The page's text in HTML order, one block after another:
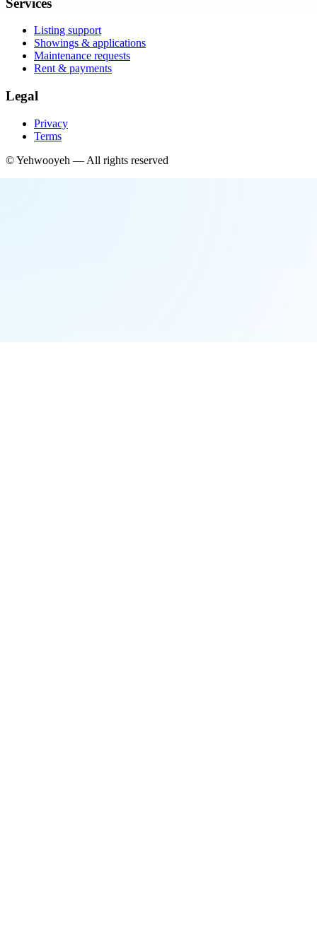
Services
Listing support
Showings & applications
Maintenance requests
Rent & payments
Legal
Privacy
Terms
©Yehwooyeh — All rights reserved